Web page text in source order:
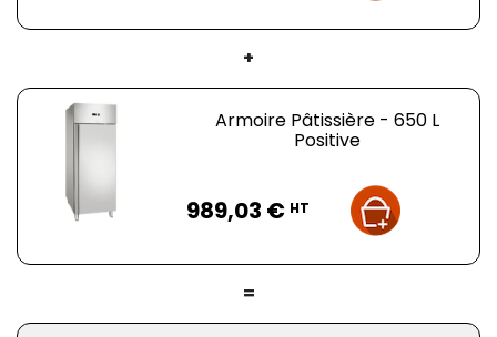
+
Armoire Pâtissière - 650 L
Positive
989,03 € HT
=